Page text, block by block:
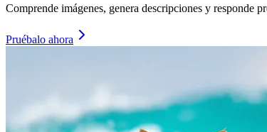
Comprende imágenes, genera descripciones y responde
Pruébalo ahora